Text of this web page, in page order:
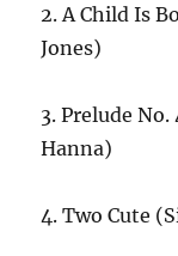
2. A Child Is
Jones)
3. Prelude
Hanna)
4. Two Cute